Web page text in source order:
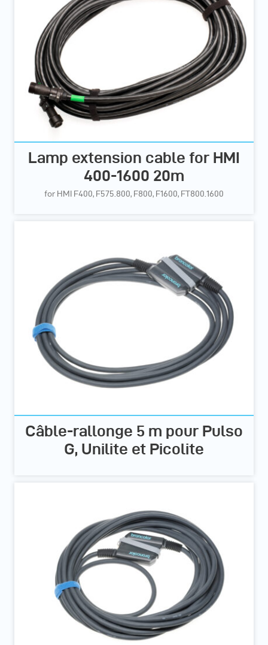
Lamp extension cable for HMI
400-1600 20m
for HMI F400, F575.800, F800, F1600, FT800.1600
Câble-rallonge 5 m pour Pulso
G, Unilite et Picolite